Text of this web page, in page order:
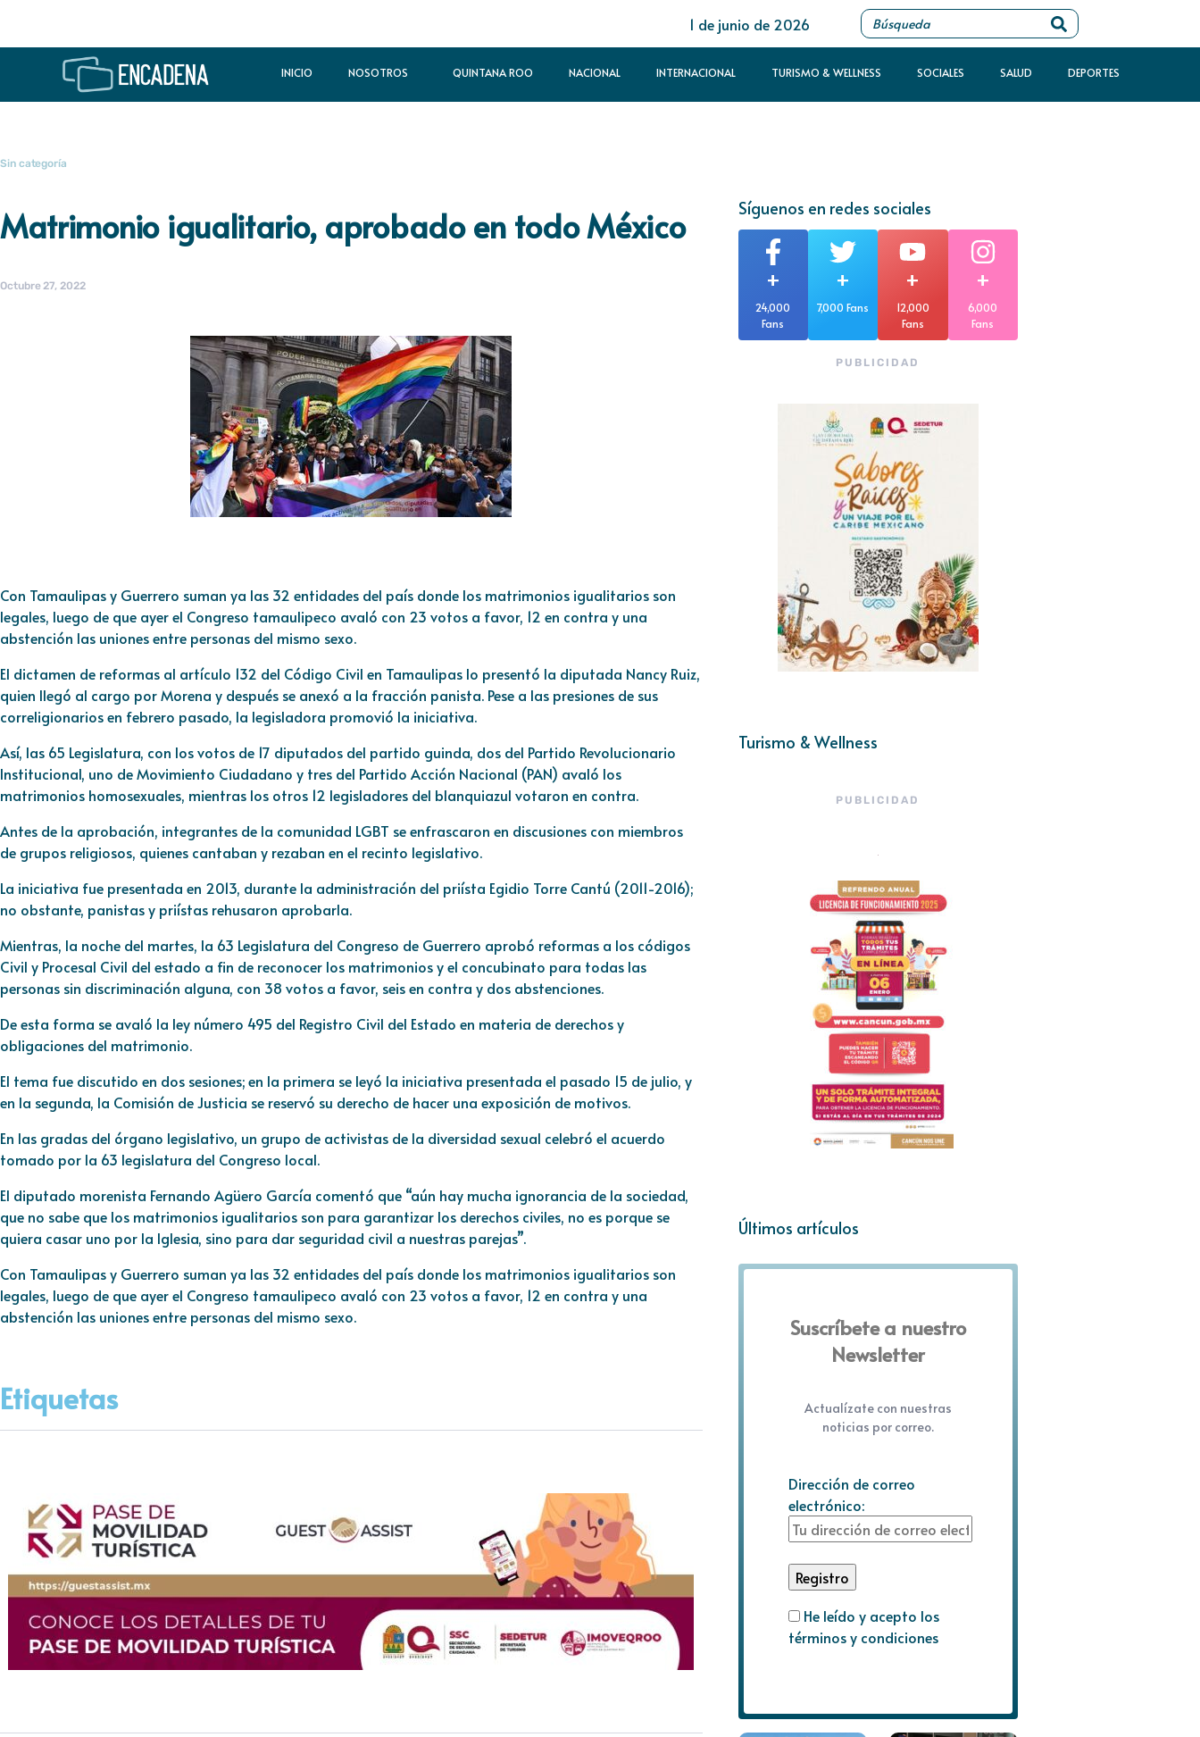
1 de junio de 2026
INICIO NOSOTROS QUINTANA ROO NACIONAL INTERNACIONAL TURISMO & WELLNESS SOCIALES SALUD DEPORTES
Sin categoría
Matrimonio igualitario, aprobado en todo México
Octubre 27, 2022
Con Tamaulipas y Guerrero suman ya las 32 entidades del país donde los matrimonios igualitarios son
legales, luego de que ayer el Congreso tamaulipeco avaló con 23 votos a favor, 12 en contra y una
abstención las uniones entre personas del mismo sexo.
El dictamen de reformas al artículo 132 del Código Civil en Tamaulipas lo presentó la diputada Nancy Ruiz,
quien llegó al cargo por Morena y después se anexó a la fracción panista. Pese a las presiones de sus
correligionarios en febrero pasado, la legisladora promovió la iniciativa.
Así, las 65 Legislatura, con los votos de 17 diputados del partido guinda, dos del Partido Revolucionario
Institucional, uno de Movimiento Ciudadano y tres del Partido Acción Nacional (PAN) avaló los
matrimonios homosexuales, mientras los otros 12 legisladores del blanquiazul votaron en contra.
Antes de la aprobación, integrantes de la comunidad LGBT se enfrascaron en discusiones con miembros
de grupos religiosos, quienes cantaban y rezaban en el recinto legislativo.
La iniciativa fue presentada en 2013, durante la administración del priísta Egidio Torre Cantú (2011-2016);
no obstante, panistas y priístas rehusaron aprobarla.
Mientras, la noche del martes, la 63 Legislatura del Congreso de Guerrero aprobó reformas a los códigos
Civil y Procesal Civil del estado a fin de reconocer los matrimonios y el concubinato para todas las
personas sin discriminación alguna, con 38 votos a favor, seis en contra y dos abstenciones.
De esta forma se avaló la ley número 495 del Registro Civil del Estado en materia de derechos y
obligaciones del matrimonio.
El tema fue discutido en dos sesiones; en la primera se leyó la iniciativa presentada el pasado 15 de julio, y
en la segunda, la Comisión de Justicia se reservó su derecho de hacer una exposición de motivos.
En las gradas del órgano legislativo, un grupo de activistas de la diversidad sexual celebró el acuerdo
tomado por la 63 legislatura del Congreso local.
El diputado morenista Fernando Agüero García comentó que “aún hay mucha ignorancia de la sociedad,
que no sabe que los matrimonios igualitarios son para garantizar los derechos civiles, no es porque se
quiera casar uno por la Iglesia, sino para dar seguridad civil a nuestras parejas”.
Con Tamaulipas y Guerrero suman ya las 32 entidades del país donde los matrimonios igualitarios son
legales, luego de que ayer el Congreso tamaulipeco avaló con 23 votos a favor, 12 en contra y una
abstención las uniones entre personas del mismo sexo.
Etiquetas
Síguenos en redes sociales
+
24,000
Fans
+
7,000 Fans
+
12,000
Fans
+
6,000
Fans
PUBLICIDAD
Turismo & Wellness
PUBLICIDAD
Últimos artículos
Suscríbete a nuestro
Newsletter
Actualízate con nuestras
noticias por correo.
Dirección de correo
electrónico:
He leído y acepto los
términos y condiciones